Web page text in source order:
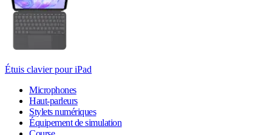
Étuis clavier pour iPad
Microphones
Haut-parleurs
Stylets numériques
Équipement de simulation